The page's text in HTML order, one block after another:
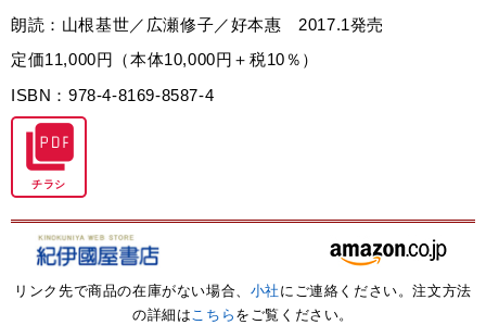
朗読：山根基世／広瀬修子／好本惠 2017.1発売
定価11,000円（本体10,000円＋税10％）
ISBN：978-4-8169-8587-4
チラシ
リンク先で商品の在庫がない場合、 小社 にご連絡ください。注文方法
の詳細はこちら をご覧ください。